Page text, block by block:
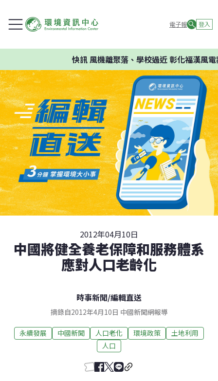
電子報 登入
快訊風機離聚落、學校過近 彰化福漢風電
2012年04月10日
中國將健全養老保障和服務體系
應對人口老齡化
時事新聞/編輯直送
摘錄自2012年4月10日 中國新聞網報導
永續發展 中國新聞 人口老化 環境政策
土地利用
人口